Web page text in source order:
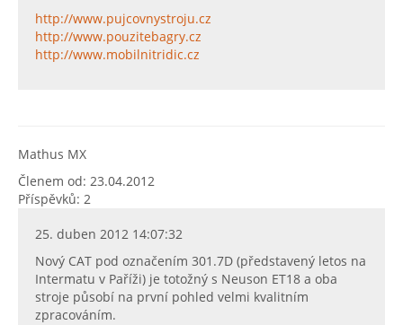
http://www.pujcovnystroju.cz
http://www.pouzitebagry.cz
http://www.mobilnitridic.cz
Mathus MX
Členem od: 23.04.2012
Příspěvků: 2
25. duben 2012 14:07:32
Nový CAT pod označením 301.7D (představený letos na
Intermatu v Paříži) je totožný s Neuson ET18 a oba
stroje působí na první pohled velmi kvalitním
zpracováním.